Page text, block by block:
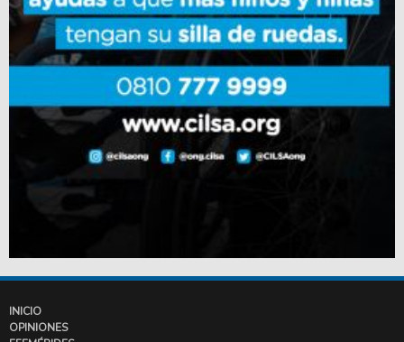
INICIO
OPINIONES